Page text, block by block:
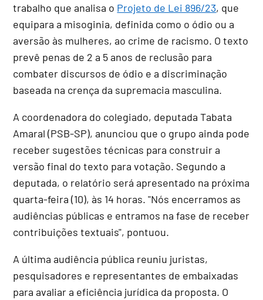
trabalho que analisa o Projeto de Lei 896/23, que
equipara a misoginia, definida como o ódio ou a
aversão às mulheres, ao crime de racismo. O texto
prevê penas de 2 a 5 anos de reclusão para
combater discursos de ódio e a discriminação
baseada na crença da supremacia masculina.
A coordenadora do colegiado, deputada Tabata
Amaral (PSB-SP), anunciou que o grupo ainda pode
receber sugestões técnicas para construir a
versão final do texto para votação. Segundo a
deputada, o relatório será apresentado na próxima
quarta-feira (10), às 14 horas. "Nós encerramos as
audiências públicas e entramos na fase de receber
contribuições textuais", pontuou.
A última audiência pública reuniu juristas,
pesquisadores e representantes de embaixadas
para avaliar a eficiência jurídica da proposta. O